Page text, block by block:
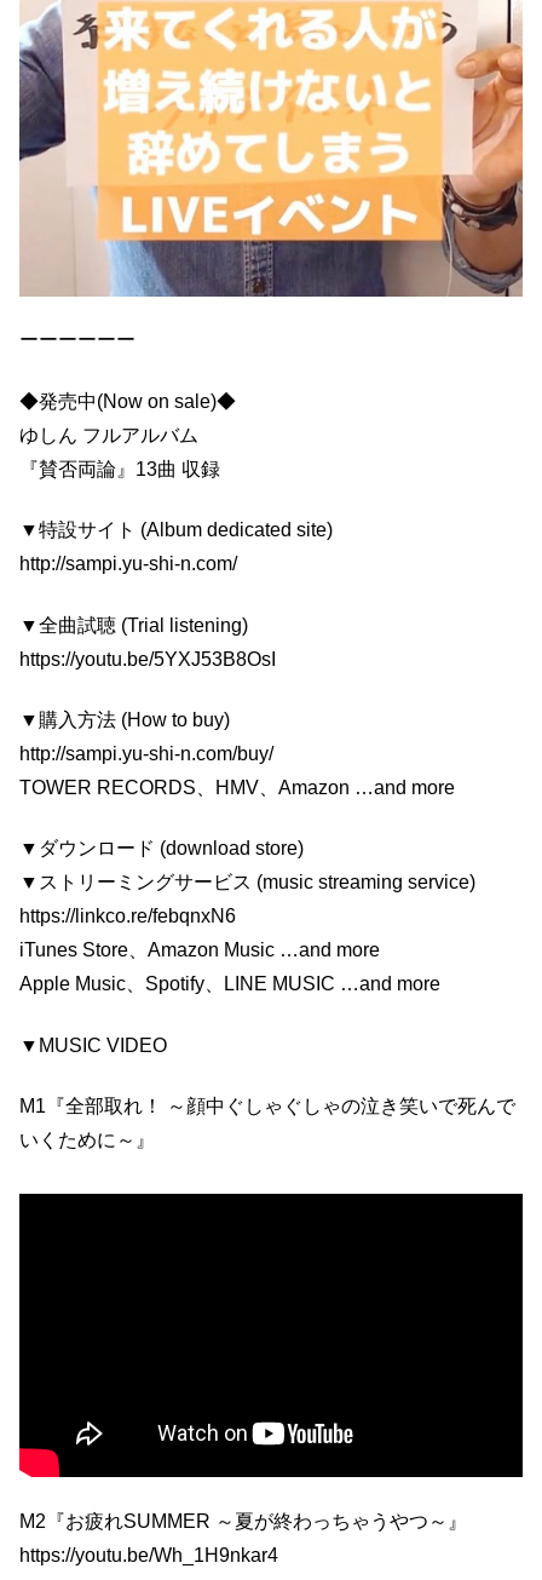
ーーーーーー
◆発売中(Now on sale)◆
ゆしん フルアルバム
『賛否両論』13曲 収録
▼特設サイト (Album dedicated site)
http://sampi.yu-shi-n.com/
▼全曲試聴 (Trial listening)
https://youtu.be/5YXJ53B8OsI
▼購入方法 (How to buy)
http://sampi.yu-shi-n.com/buy/
TOWER RECORDS、HMV、Amazon …and more
▼ダウンロード (download store)
▼ストリーミングサービス (music streaming service)
https://linkco.re/febqnxN6
iTunes Store、Amazon Music …and more
Apple Music、Spotify、LINE MUSIC …and more
▼MUSIC VIDEO
M1『全部取れ！ ～顔中ぐしゃぐしゃの泣き笑いで死んで
いくために～』
M2『お疲れSUMMER ～夏が終わっちゃうやつ～』
https://youtu.be/Wh_1H9nkar4